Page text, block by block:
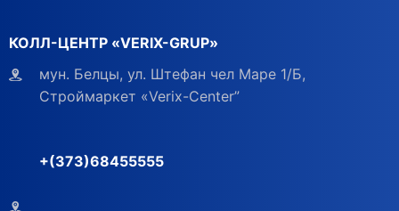
КОЛЛ-ЦЕНТР «VERIX-GRUP»
мун. Белцы, ул. Штефан чел Маре 1/Б,
Строймаркет «Verix-Center”
+(373)68455555